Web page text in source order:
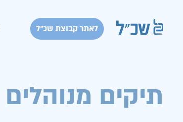
לאתר קבוצת שכ״ל
תיקים מנוהלים